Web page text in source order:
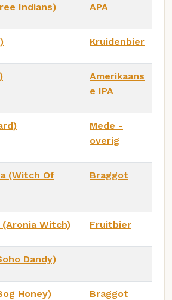
Indians) APA
Kruidenbier
Amerikaans
e IPA
Mede -
overig
(Witch Of
Braggot
(Aronia Witch) Fruitbier
Dandy)
Honey) Braggot